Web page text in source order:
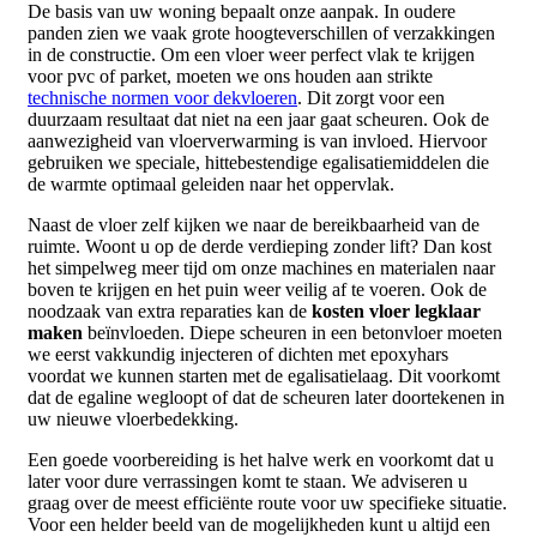
De basis van uw woning bepaalt onze aanpak. In oudere
panden zien we vaak grote hoogteverschillen of verzakkingen
in de constructie. Om een vloer weer perfect vlak te krijgen
voor pvc of parket, moeten we ons houden aan strikte
technische normen voor dekvloeren. Dit zorgt voor een
duurzaam resultaat dat niet na een jaar gaat scheuren. Ook de
aanwezigheid van vloerverwarming is van invloed. Hiervoor
gebruiken we speciale, hittebestendige egalisatiemiddelen die
de warmte optimaal geleiden naar het oppervlak.
Naast de vloer zelf kijken we naar de bereikbaarheid van de
ruimte. Woont u op de derde verdieping zonder lift? Dan kost
het simpelweg meer tijd om onze machines en materialen naar
boven te krijgen en het puin weer veilig af te voeren. Ook de
noodzaak van extra reparaties kan de kosten vloer legklaar
maken beïnvloeden. Diepe scheuren in een betonvloer moeten
we eerst vakkundig injecteren of dichten met epoxyhars
voordat we kunnen starten met de egalisatielaag. Dit voorkomt
dat de egaline wegloopt of dat de scheuren later doortekenen in
uw nieuwe vloerbedekking.
Een goede voorbereiding is het halve werk en voorkomt dat u
later voor dure verrassingen komt te staan. We adviseren u
graag over de meest efficiënte route voor uw specifieke situatie.
Voor een helder beeld van de mogelijkheden kunt u altijd een